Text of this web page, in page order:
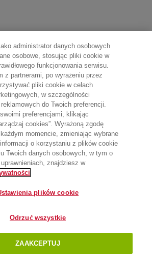
administrator danych osobowych
osobowe, stosując pliki cookie w
funkcjonowania serwisu.
z partnerami, po wyrażeniu przez
pliki cookie w celach
w szczególności
do Twoich preferencji.
preferencjami, klikając
cookies”. Wyrażoną zgodę
momencie, zmieniając wybrane
o korzystaniu z plików cookie
Twoich danych osobowych, w tym o
znajdziesz w
plików cookie
Odrzuć wszystkie
ZAAKCEPTUJ